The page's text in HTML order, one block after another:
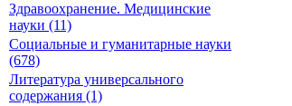
Здравоохранение. Медицинские
науки (11)
Социальные и гуманитарные науки
(678)
Литература универсального
содержания (1)